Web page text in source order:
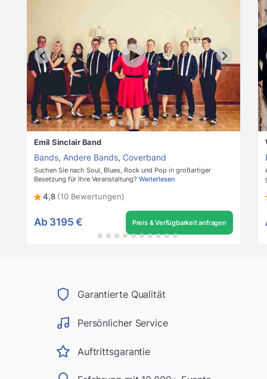
Emil Sinclair Band
Bands, Andere Bands, Coverband
Suchen Sie nach Soul, Blues, Rock und Pop in großartiger
Besetzung für Ihre Veranstaltung? Weiterlesen
4,8 (10 Bewertungen)
Ab 3195 € Preis & Verfügbarkeit anfragen
Garantierte Qualität
Persönlicher Service
Auftrittsgarantie